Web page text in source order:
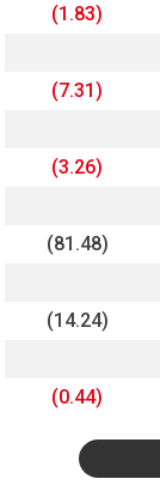
(1.83)
(7.31)
(3.26)
(81.48)
(14.24)
(0.44)